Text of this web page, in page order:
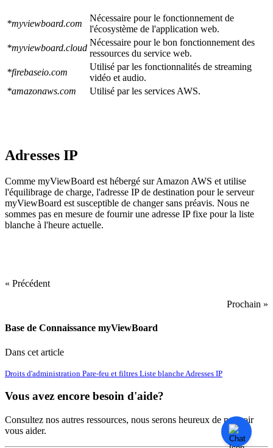
*myviewboard.com
Nécessaire pour le fonctionnement de
l'écosystème de l'application web.
*myviewboard.cloud
Nécessaire pour le bon fonctionnement des
ressources du service web.
*firebaseio.com
Utilisé par les fonctionnalités de streaming
vidéo et audio.
*amazonaws.com
Utilisé par les services AWS.
Adresses IP
Comme myViewBoard est hébergé sur Amazon AWS et utilise
l'équilibrage de charge, l'adresse IP de destination pour le serveur
myViewBoard est susceptible de changer sans préavis. Nous ne
sommes pas en mesure de fournir une adresse IP fixe pour la liste
blanche à l'heure actuelle.
« Précédent
Prochain »
Base de Connaissance myViewBoard
Dans cet article
Droits d'administration Pare-feu et filtres Liste blanche Adresses IP
Vous avez encore besoin d'aide?
Consultez nos autres ressources, nous serons heureux de pouvoir
vous aider.